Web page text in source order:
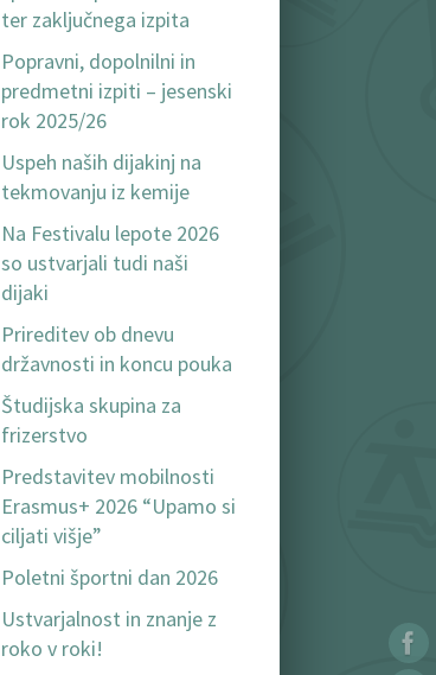
ter zaključnega izpita
Popravni, dopolnilni in
predmetni izpiti – jesenski
rok 2025/26
Uspeh naših dijakinj na
tekmovanju iz kemije
Na Festivalu lepote 2026
so ustvarjali tudi naši
dijaki
Prireditev ob dnevu
državnosti in koncu pouka
Študijska skupina za
frizerstvo
Predstavitev mobilnosti
Erasmus+ 2026 “Upamo si
ciljati višje”
Poletni športni dan 2026
Ustvarjalnost in znanje z
roko v roki!